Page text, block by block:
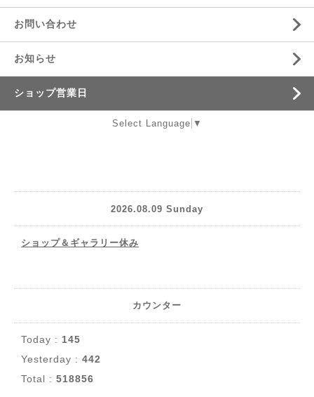
お問い合わせ
お知らせ
ショップ営業日
Select Language ▼
2026.08.09 Sunday
ショップ＆ギャラリー休み
カウンター
Today : 145
Yesterday : 442
Total : 518856